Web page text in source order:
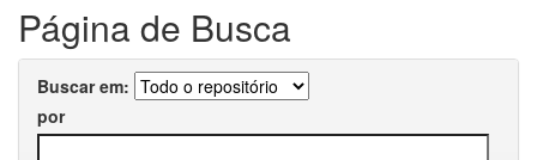
Página de Busca
Buscar em:
por